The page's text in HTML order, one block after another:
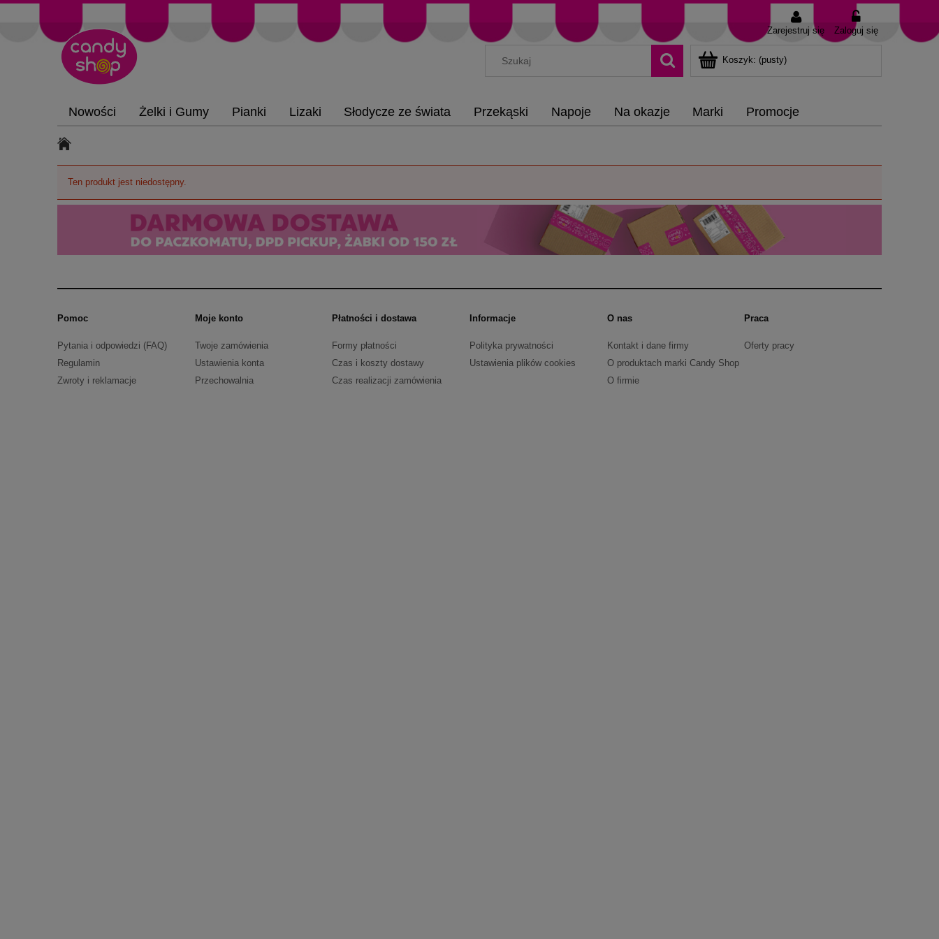
Zarejestruj się Zaloguj się
Koszyk: (pusty)
Nowości Żelki i Gumy Pianki Lizaki Słodycze ze świata Przekąski Napoje Na okazje Marki Promocje
Ten produkt jest niedostępny.
Pomoc
Pytania i odpowiedzi (FAQ)
Regulamin
Zwroty i reklamacje
Moje konto
Twoje zamówienia
Ustawienia konta
Przechowalnia
Płatności i dostawa
Formy płatności
Czas i koszty dostawy
Czas realizacji zamówienia
Informacje
Polityka prywatności
Ustawienia plików cookies
O nas
Kontakt i dane firmy
O produktach marki Candy Shop
O firmie
Praca
Oferty pracy